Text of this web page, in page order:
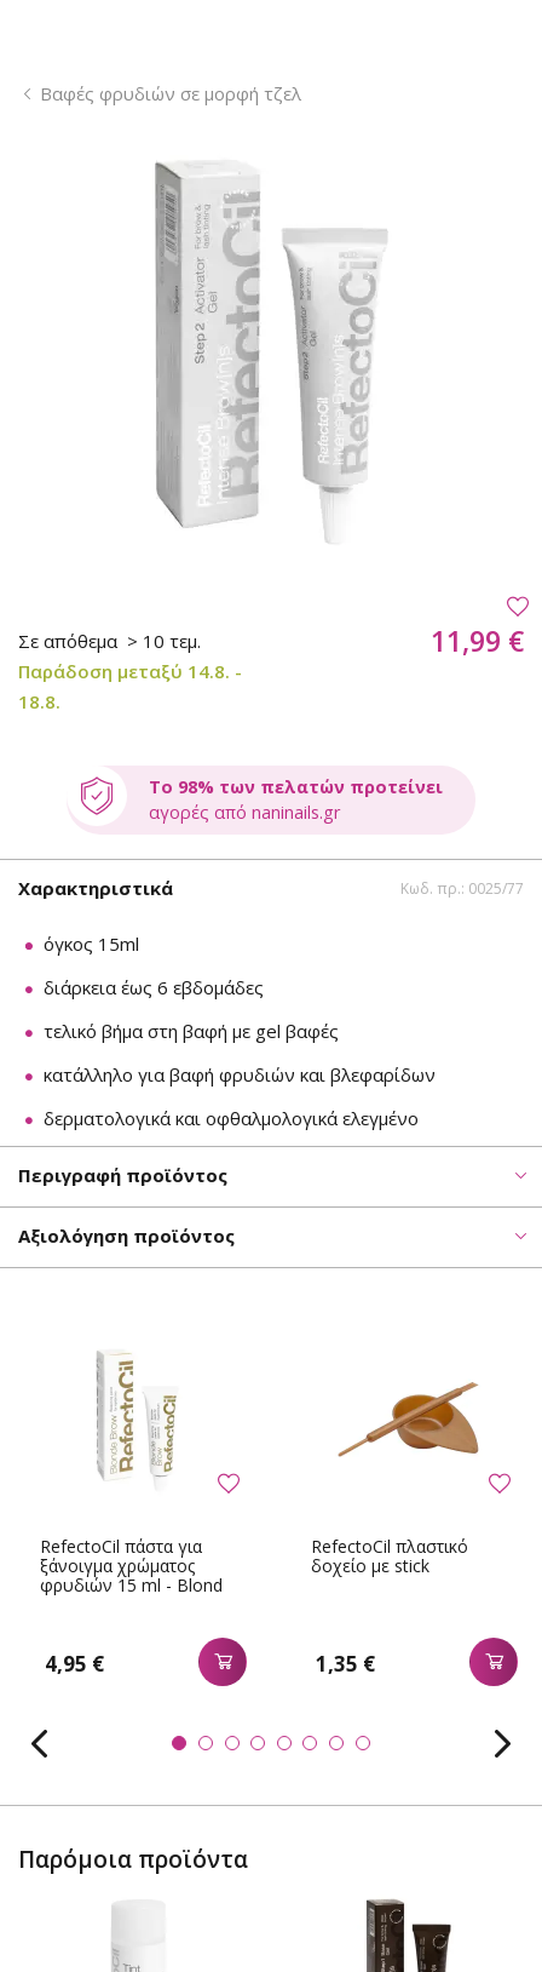
Βαφές φρυδιών σε μορφή τζελ
Σε απόθεμα > 10 τεμ.
Παράδοση μεταξύ 14.8. -
18.8.
11,99 €
Το 98% των πελατών προτείνει
αγορές από naninails.gr
Χαρακτηριστικά Κωδ. πρ.: 0025/77
όγκος 15ml
διάρκεια έως 6 εβδομάδες
τελικό βήμα στη βαφή με gel βαφές
κατάλληλο για βαφή φρυδιών και βλεφαρίδων
δερματολογικά και οφθαλμολογικά ελεγμένο
Περιγραφή προϊόντος
Αξιολόγηση προϊόντος
RefectoCil πάστα για
ξάνοιγμα χρώματος
φρυδιών 15 ml - Blond
4,95 €
RefectoCil πλαστικό
δοχείο με stick
1,35 €
Παρόμοια προϊόντα